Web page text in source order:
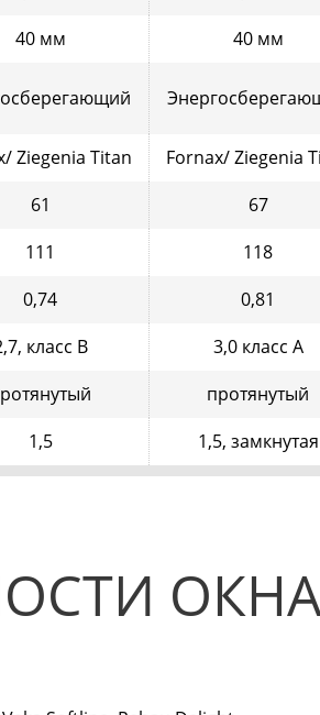
40 мм 40 мм
Ziegenia Titan Fornax/ Ziegenia
61 67
111 118
0,74 0,81
класс В 3,0 класс А
протянутый
1,5 1,5, замкнутая